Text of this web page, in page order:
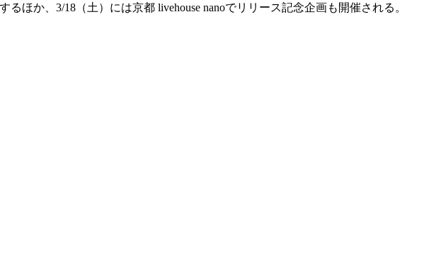
ほか、3/18（土）には京都 livehouse nanoでリリース記念企画も開催される。